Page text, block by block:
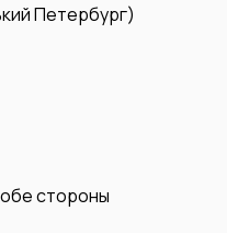
Петербург)
стороны